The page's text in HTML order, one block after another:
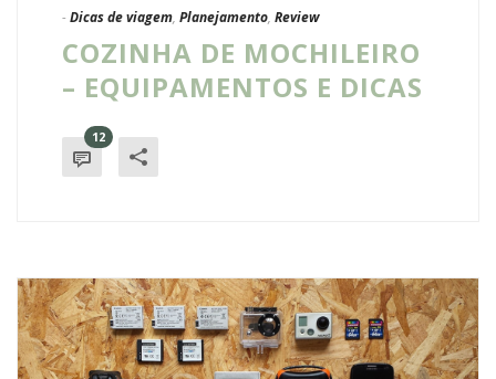
- Dicas de viagem, Planejamento, Review
COZINHA DE MOCHILEIRO
– EQUIPAMENTOS E DICAS
12